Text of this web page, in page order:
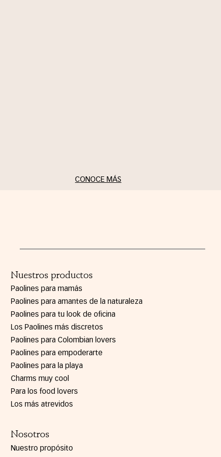
CONOCE MÁS
Nuestros productos
Paolines para mamás
Paolines para amantes de la naturaleza
Paolines para tu look de oficina
Paolines para Colombian lovers
Los Paolines más discretos
Paolines para empoderarte
Paolines para la playa
Charms muy cool
Para los food lovers
Los más atrevidos
Nosotros
Nuestro propósito